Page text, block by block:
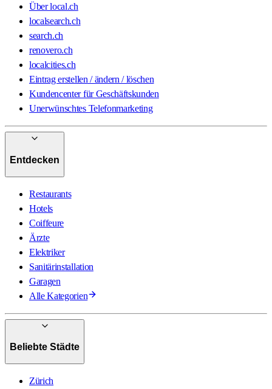
Über local.ch
localsearch.ch
search.ch
renovero.ch
localcities.ch
Eintrag erstellen / ändern / löschen
Kundencenter für Geschäftskunden
Unerwünschtes Telefonmarketing
Entdecken
Restaurants
Hotels
Coiffeure
Ärzte
Elektriker
Sanitärinstallation
Garagen
Alle Kategorien
Beliebte Städte
Zürich